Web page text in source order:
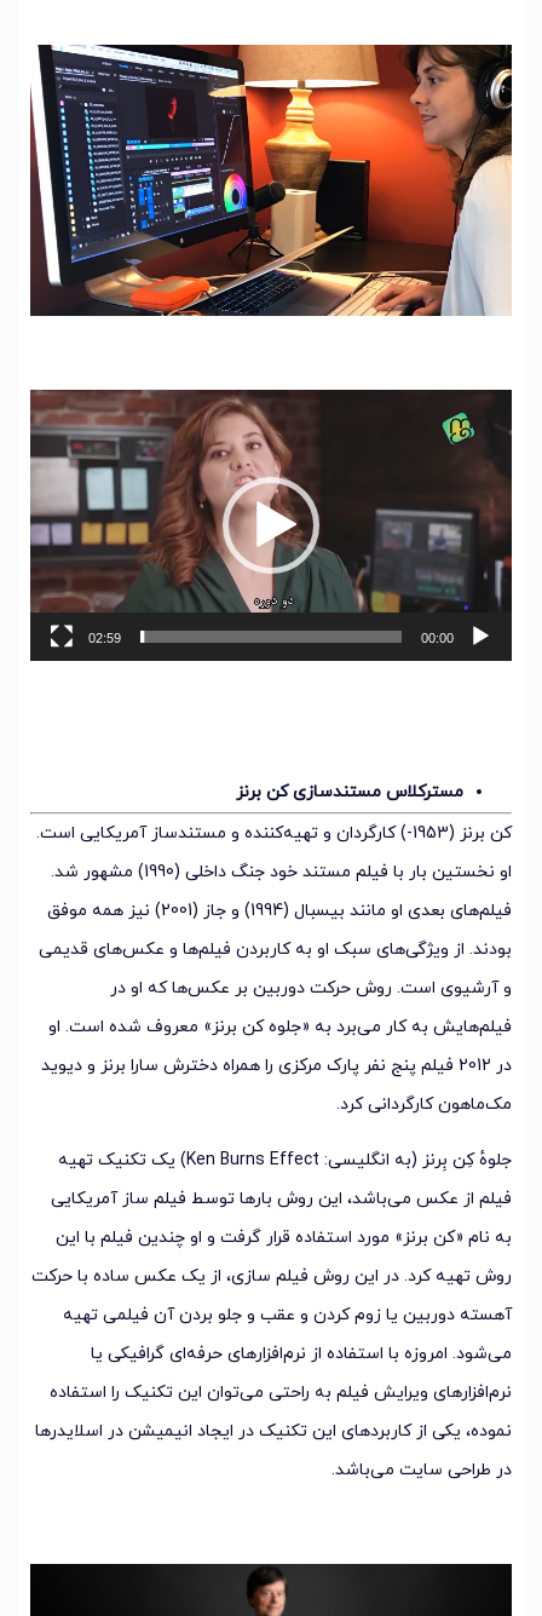
نمایشگر
00:00
02:59
مسترکلاس مستندسازی کن برنز
کن برنز (1953-) کارگردان و تهیه‌کننده و مستندساز آمریکایی است.
او نخستین بار با فیلم مستند خود جنگ داخلی (1990) مشهور شد.
فیلم‌های بعدی او مانند بیسبال (1994) و جاز (2001) نیز همه موفق
بودند. از ویژگی‌های سبک او به کاربردن فیلم‌ها و عکس‌های قدیمی
و آرشیوی است. روش حرکت دوربین بر عکس‌ها که او در
فیلم‌هایش به کار می‌برد به «جلوه کن برنز» معروف شده است. او
در 2012 فیلم پنج نفر پارک مرکزی را همراه دخترش سارا برنز و دیوید
مک‌ماهون کارگردانی کرد.
جلوهٔ کِن بِرنز (به انگلیسی: Ken Burns Effect) یک تکنیک تهیه
فیلم از عکس می‌باشد، این روش بارها توسط فیلم ساز آمریکایی
به نام «کن برنز» مورد استفاده قرار گرفت و او چندین فیلم با این
روش تهیه کرد. در این روش فیلم سازی، از یک عکس ساده با حرکت
آهسته دوربین یا زوم کردن و عقب و جلو بردن آن فیلمی تهیه
می‌شود. امروزه با استفاده از نرم‌افزارهای حرفه‌ای گرافیکی یا
نرم‌افزارهای ویرایش فیلم به راحتی می‌توان این تکنیک را استفاده
نموده، یکی از کاربردهای این تکنیک در ایجاد انیمیشن در اسلایدرها
در طراحی سایت می‌باشد.